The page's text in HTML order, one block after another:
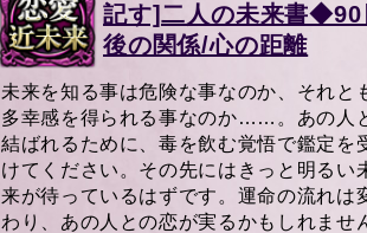
記す]二人の未来書◆90
後の関係/心の距離
未来を知る事は危険な事なのか、それと
多幸感を得られる事なのか……。あの人
結ばれるために、毒を飲む覚悟で鑑定を
けてください。その先にはきっと明るい
来が待っているはずです。運命の流れは
わり、あの人との恋が実るかもしれませ